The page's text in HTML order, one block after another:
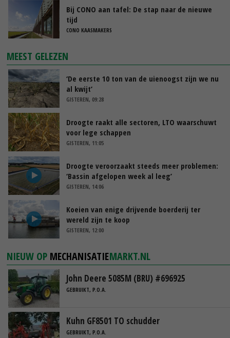
Bij CONO aan tafel: De stap naar de nieuwe
tijd
CONO KAASMAKERS
MEEST GELEZEN
‘De eerste 10 ton van de uienoogst zijn we nu
al kwijt’
GISTEREN, 09:28
Droogte raakt alle sectoren, LTO waarschuwt
voor lege schappen
GISTEREN, 11:05
Droogte veroorzaakt steeds meer problemen:
‘Bassin afgelopen week al leeg’
GISTEREN, 14:06
Koeien van enige drijvende boerderij ter
wereld zijn te koop
GISTEREN, 12:00
NIEUW OP MECHANISATIEMARKT.NL
John Deere 5085M (BRU) #696925
GEBRUIKT, P.O.A.
Kuhn GF8501 TO schudder
GEBRUIKT, P.O.A.